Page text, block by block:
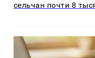
сельчан почти 8